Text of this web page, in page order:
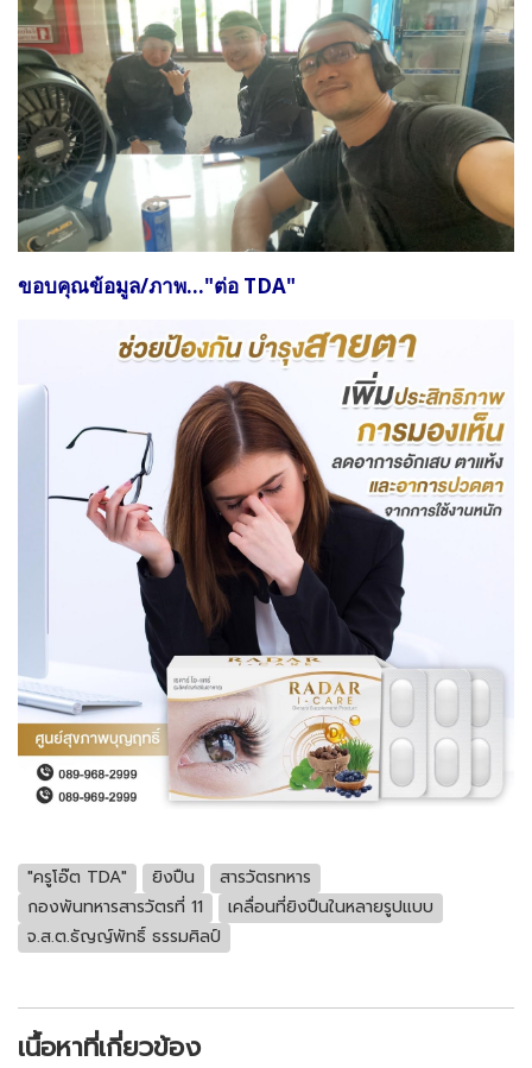
ขอบคุณข้อมูล/ภาพ..."ต่อ TDA"
"ครูโอ๊ต TDA" ยิงปืน
สารวัตรทหาร
กองพันทหารสารวัตรที่ 11
เคลื่อนที่ยิงปืนในหลายรูปแบบ
จ.ส.ต.ธัญญ์พัทธิ์ ธรรมศิลป์
เนื้อหาที่เกี่ยวข้อง